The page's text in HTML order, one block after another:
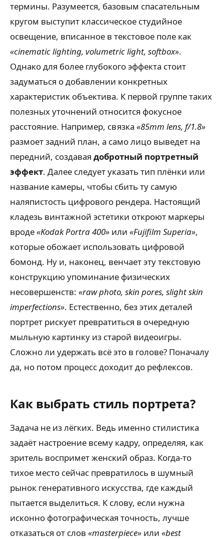
термины. Разумеется, базовым спасательным
кругом выступит классическое студийное
освещение, вписанное в текстовое поле как
«cinematic lighting, volumetric light, softbox».
Однако для более глубокого эффекта стоит
задуматься о добавлении конкретных
характеристик объектива. К первой группе таких
полезных уточнений относится фокусное
расстояние. Например, связка «85mm lens, f/1.8»
размоет задний план, а само лицо выведет на
передний, создавая добротный портретный
эффект. Далее следует указать тип плёнки или
название камеры, чтобы сбить ту самую
наляпистость цифрового рендера. Настоящий
кладезь винтажной эстетики откроют маркеры
вроде«Kodak Portra 400» или «Fujifilm Superia»,
которые обожает использовать цифровой
бомонд. Ну и, наконец, венчает эту текстовую
конструкцию упоминание физических
несовершенств: «raw photo, skin pores, slight skin
imperfections». Естественно, без этих деталей
портрет рискует превратиться в очередную
мыльную картинку из старой видеоигры.
Сложно ли удержать всё это в голове? Поначалу
да, но потом процесс доходит до рефлексов.
Как выбрать стиль портрета?
Задача не из лёгких. Ведь именно стилистика
задаёт настроение всему кадру, определяя, как
зритель воспримет женский образ. Когда-то
тихое место сейчас превратилось в шумный
рынок генеративного искусства, где каждый
пытается выделиться. К слову, если нужна
исконно фотографическая точность, лучше
отказаться от слов «masterpiece» или «best